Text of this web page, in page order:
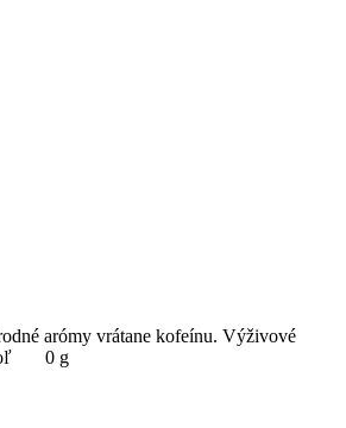
arómy vrátane kofeínu. Výživové
Soľ 0 g